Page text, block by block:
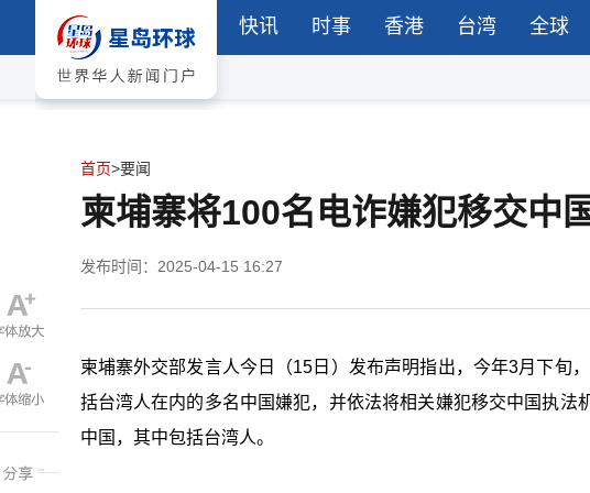
快讯 时事 香港 台湾 全球
首页>要闻
柬埔寨将100名电诈嫌犯移交中
发布时间：2025-04-15 16:27
柬埔寨外交部发言人今日（15日）发布声明指出，今年3月下旬
括台湾人在内的多名中国嫌犯，并依法将相关嫌犯移交中国执
中国，其中包括台湾人。